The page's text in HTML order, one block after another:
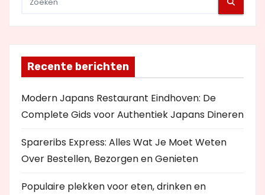
Recente berichten
Modern Japans Restaurant Eindhoven: De
Complete Gids voor Authentiek Japans Dineren
Spareribs Express: Alles Wat Je Moet Weten
Over Bestellen, Bezorgen en Genieten
Populaire plekken voor eten, drinken en